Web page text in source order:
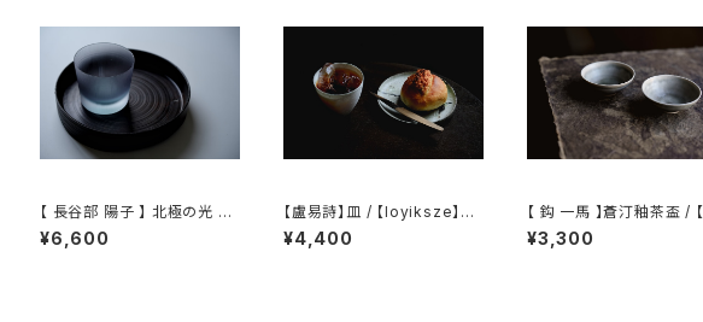
【 長谷部 陽子 】 北極の光 ロ
ックグラス / 【 Yoko Haseb
e 】Whisky Tumbler
¥6,600
【盧易詩】皿 / 【loyiksze】pl
ate
¥4,400
【 鈎 一馬 】蒼汀釉茶盃 / 【 ka
zuma magari 】Teacup
¥3,300